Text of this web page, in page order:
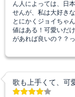
ん人によっては、日
せんが、私は大好きな
とにかくジョイちゃ
値はある！可愛いだ
があれば良いの？？
歌も上手くて、可